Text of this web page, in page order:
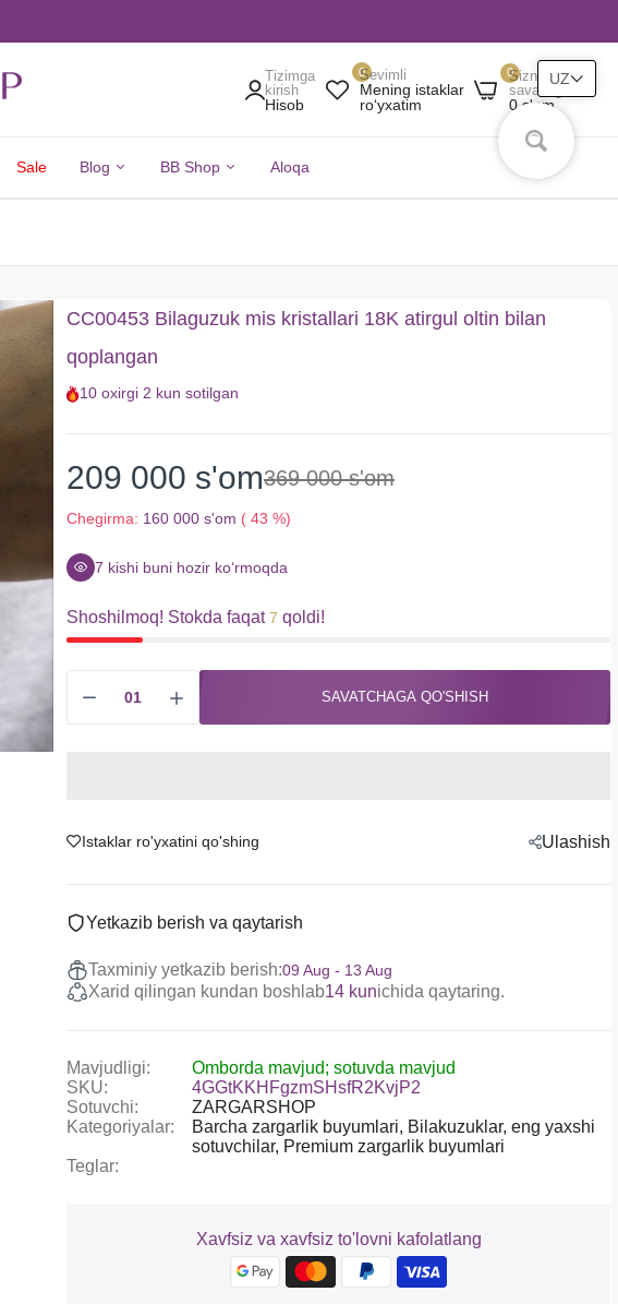
Tizimga
kirish
Hisob
0Sevimli
Mening istaklar
roʻyxatim
0Sizning
savatingiz
0 s'om
Sale Blog BB Shop Aloqa
CC00453 Bilaguzuk mis kristallari 18K atirgul oltin bilan
qoplangan
10 oxirgi 2 kun sotilgan
209 000 s'om369 000 s'om
Chegirma: 160 000 s'om ( 43 %)
9 kishi buni hozir koʻrmoqda
Shoshilmoq! Stokda faqat7 qoldi!
SAVATCHAGA QO'SHISH
Istaklar ro'yxatini qo'shing Ulashish
Yetkazib berish va qaytarish
Taxminiy yetkazib berish:09 Aug - 13 Aug
Xarid qilingan kundan boshlab14 kunichida qaytaring.
Mavjudligi:
Omborda mavjud; sotuvda mavjud
SKU:
4GGtKKHFgzmSHsfR2KvjP2
Sotuvchi:
ZARGARSHOP
Kategoriyalar:
Barcha zargarlik buyumlari, Bilakuzuklar, eng yaxshi
sotuvchilar, Premium zargarlik buyumlari
Teglar:
Xavfsiz va xavfsiz to'lovni kafolatlang
UZ